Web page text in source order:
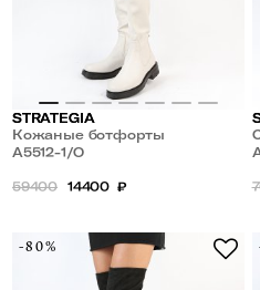
STRATEGIA
Кожаные ботфорты
A5512-1/O
59400 14400 ₽
-80%